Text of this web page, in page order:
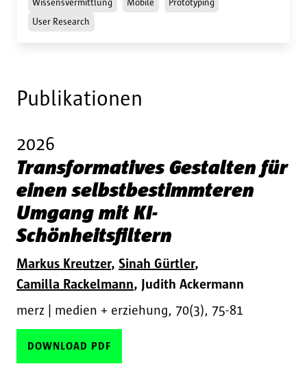
Wissensvermittlung Mobile
Prototyping
User Research
Publikationen
2026
Transformatives Gestalten für
einen selbstbestimmteren
Umgang mit KI-
Schönheitsfiltern
Markus Kreutzer Sinah Gürtler
Camilla Rackelmann
Judith Ackermann
merz | medien + erziehung, 70(3), 75-81
DOWNLOAD PDF